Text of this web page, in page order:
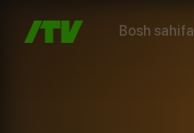
Bosh sahifa